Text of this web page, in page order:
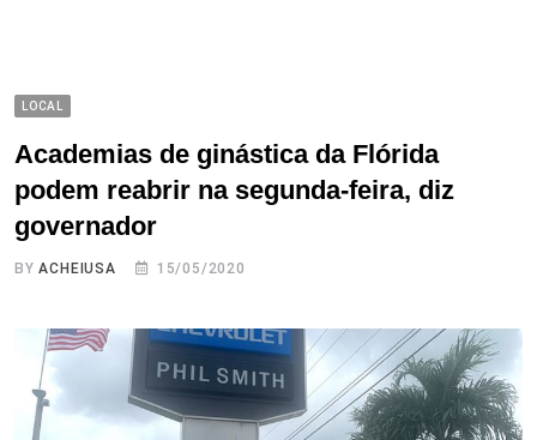
LOCAL
Academias de ginástica da Flórida
podem reabrir na segunda-feira, diz
governador
BYACHEIUSA 15/05/2020